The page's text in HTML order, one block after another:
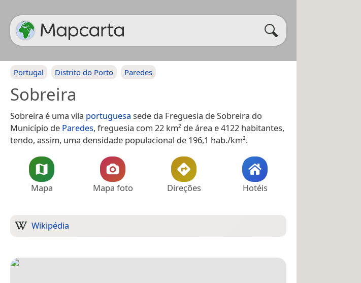
Portugal Distrito do Porto Paredes
Sobreira
Sobreira é uma vila portuguesa sede da Freguesia de Sobreira do
Município de Paredes, freguesia com 22 km² de área e 4122 habitantes,
tendo, assim, uma densidade populacional de 196,1 hab./km².
Mapa Mapa foto Direções Hotéis
Wikipédia